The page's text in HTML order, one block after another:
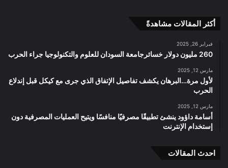
أكثر المقالات مشاهدةً
فبراير 26, 2025
260 مليون دولار خسائرجامعة السودان للعلوم والتكنولوجيا جراء الحرب
مارس 12, 2025
لأول مرة…البرهان يكشف تفاصيل الإتفاق الذي جرى مع كيكل قبل إندلاع
الحرب
مارس 12, 2025
أسامة داؤود ينشئ تطبيقًا مصرفيًا منافسًا ويتيح العمليات المصرفية دون
إستخدام الإنترنت
احدث المقالات